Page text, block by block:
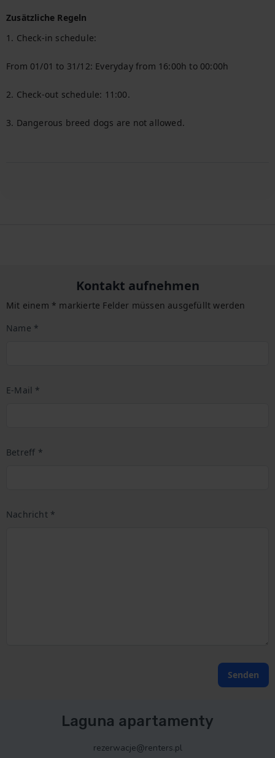
Zusätzliche Regeln
1. Check-in schedule:
From 01/01 to 31/12: Everyday from 16:00h to 00:00h
2. Check-out schedule: 11:00.
3. Dangerous breed dogs are not allowed.
Kontakt aufnehmen
Mit einem * markierte Felder müssen ausgefüllt werden
Name *
E-Mail *
Betreff *
Nachricht *
Senden
Laguna apartamenty
rezerwacje@renters.pl